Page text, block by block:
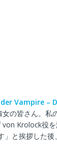
Vampire –
の皆さん。
Krolock役
と挨拶した